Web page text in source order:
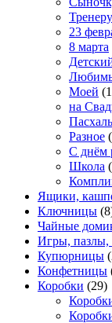
Тренеру
23
8 марта
Моей
на
Разное
С днём
Школа
Ящики,
Ключницы
Чайные
Игры, пазлы,
Купюрницы
Конфетницы
Коробки (29)